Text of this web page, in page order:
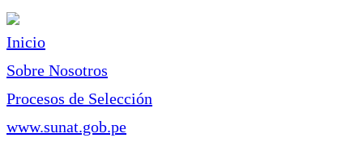
Inicio
Sobre Nosotros
Procesos de Selección
www.sunat.gob.pe